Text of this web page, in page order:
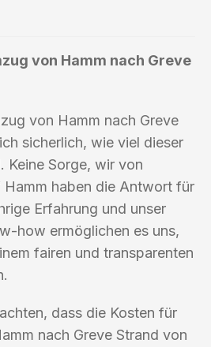
von Hamm nach Greve
von Hamm nach Greve
sicherlich, wie viel dieser
Keine Sorge, wir von
haben die Antwort für
Erfahrung und unser
how ermöglichen es uns,
fairen und transparenten
dass die Kosten für
nach Greve Strand von